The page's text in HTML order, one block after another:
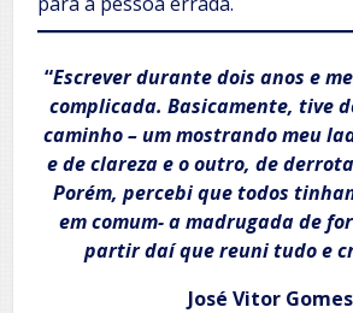
“Escrever durante dois anos e
complicada. Basicamente, tive
caminho – um mostrando meu
e de clareza e o outro, de
Porém, percebi que todos
em comum- a madrugada de
partir daí que reuni tudo e
José Vitor Gomes